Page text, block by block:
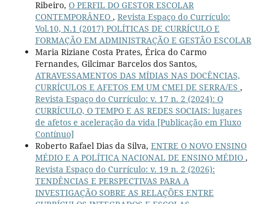
Ribeiro, O PERFIL DO GESTOR ESCOLAR
CONTEMPORÂNEO , Revista Espaço do Currículo:
Vol.10, N.1 (2017) POLÍTICAS DE CURRÍCULO E
FORMAÇÃO EM ADMINISTRAÇÃO E GESTÃO ESCOLAR
Maria Riziane Costa Prates, Érica do Carmo
Fernandes, Gilcimar Barcelos dos Santos,
ATRAVESSAMENTOS DAS MÍDIAS NAS DOCÊNCIAS,
CURRÍCULOS E AFETOS EM UM CMEI DE SERRA/ES ,
Revista Espaço do Currículo: v. 17 n. 2 (2024): O
CURRÍCULO, O TEMPO E AS REDES SOCIAIS: lugares
de afetos e aceleração da vida [Publicação em Fluxo
Contínuo]
Roberto Rafael Dias da Silva, ENTRE O NOVO ENSINO
MÉDIO E A POLÍTICA NACIONAL DE ENSINO MÉDIO ,
Revista Espaço do Currículo: v. 19 n. 2 (2026):
TENDÊNCIAS E PERSPECTIVAS PARA A
INVESTIGAÇÃO SOBRE AS RELAÇÕES ENTRE